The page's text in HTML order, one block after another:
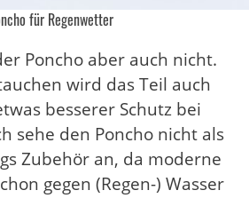
für Regenwetter
Poncho aber auch nicht.
wird das Teil auch
besserer Schutz bei
sehe den Poncho nicht als
Zubehör an, da moderne
gegen (Regen-) Wasser